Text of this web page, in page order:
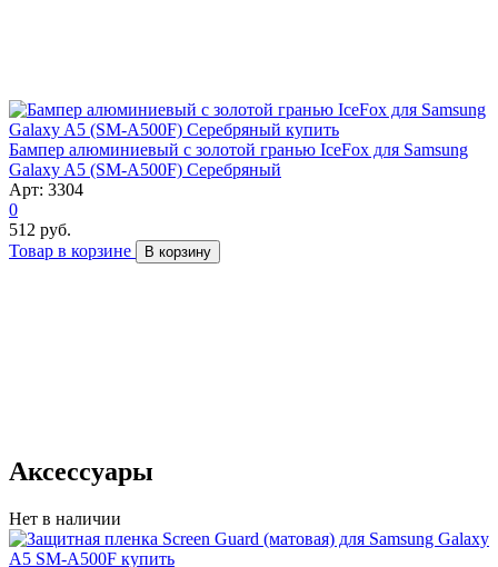
Бампер алюминиевый с золотой гранью IceFox для Samsung
Galaxy A5 (SM-A500F) Серебряный
Арт: 3304
0
512 руб.
Товар в корзине
В корзину
Аксессуары
Нет в наличии